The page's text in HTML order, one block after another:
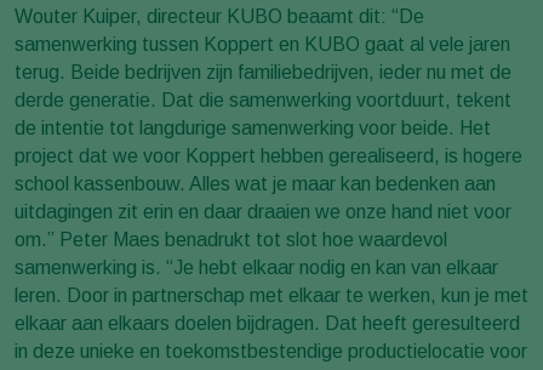
Wouter Kuiper, directeur KUBO beaamt dit: “De
samenwerking tussen Koppert en KUBO gaat al vele jaren
terug. Beide bedrijven zijn familiebedrijven, ieder nu met de
derde generatie. Dat die samenwerking voortduurt, tekent
de intentie tot langdurige samenwerking voor beide. Het
project dat we voor Koppert hebben gerealiseerd, is hogere
school kassenbouw. Alles wat je maar kan bedenken aan
uitdagingen zit erin en daar draaien we onze hand niet voor
om.” Peter Maes benadrukt tot slot hoe waardevol
samenwerking is. “Je hebt elkaar nodig en kan van elkaar
leren. Door in partnerschap met elkaar te werken, kun je met
elkaar aan elkaars doelen bijdragen. Dat heeft geresulteerd
in deze unieke en toekomstbestendige productielocatie voor